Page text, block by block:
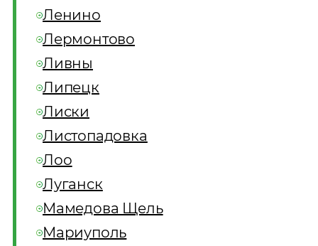
Ленино
Лермонтово
Ливны
Липецк
Лиски
Листопадовка
Лоо
Луганск
Мамедова Щель
Мариуполь